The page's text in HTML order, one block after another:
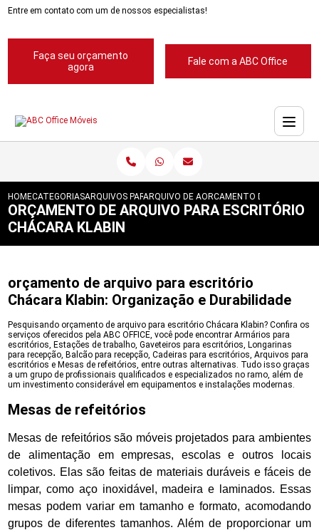
Entre em contato com um de nossos especialistas!
Faça seu orçamento
agora
Fale com a ABC Office
HOMECATEGORIASARQUIVOS PARA ESCRITORIOS
ARQUIVO DE ACO PARA ESCRITORIOS
ORCAMENTO DE ARQUIVO
ORÇAMENTO DE ARQUIVO PARA ESCRITÓRIO
CHÁCARA KLABIN
orçamento de arquivo para escritório
Chácara Klabin: Organização e Durabilidade
Pesquisando orçamento de arquivo para escritório Chácara Klabin? Confira os
serviços oferecidos pela ABC OFFICE, você pode encontrar Armários para
escritórios, Estações de trabalho, Gaveteiros para escritórios, Longarinas
para recepção, Balcão para recepção, Cadeiras para escritórios, Arquivos para
escritórios e Mesas de refeitórios, entre outras alternativas. Tudo isso graças
a um grupo de profissionais qualificados e especializados no ramo, além de
um investimento considerável em equipamentos e instalações modernas.
Mesas de refeitórios
Mesas de refeitórios são móveis projetados para ambientes
de alimentação em empresas, escolas e outros locais
coletivos. Elas são feitas de materiais duráveis e fáceis de
limpar, como aço inoxidável, madeira e laminados. Essas
mesas podem variar em tamanho e formato, acomodando
grupos de diferentes tamanhos. Além de proporcionar um